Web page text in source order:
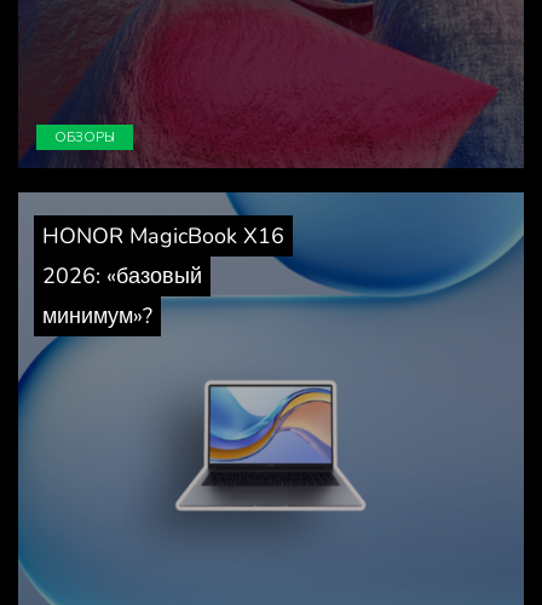
ОБЗОРЫ
HONOR MagicBook X16
2026: «базовый
минимум»?